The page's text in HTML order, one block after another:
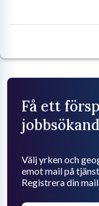
Få ett
Välj yrken och
emot mail på
Registrera din